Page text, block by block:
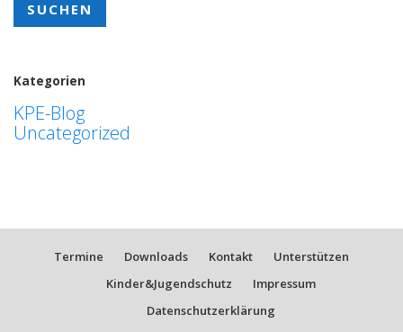
Kategorien
KPE-Blog
Uncategorized
Termine Downloads Kontakt
Unterstützen
Kinder&Jugendschutz
Impressum
Datenschutzerklärung